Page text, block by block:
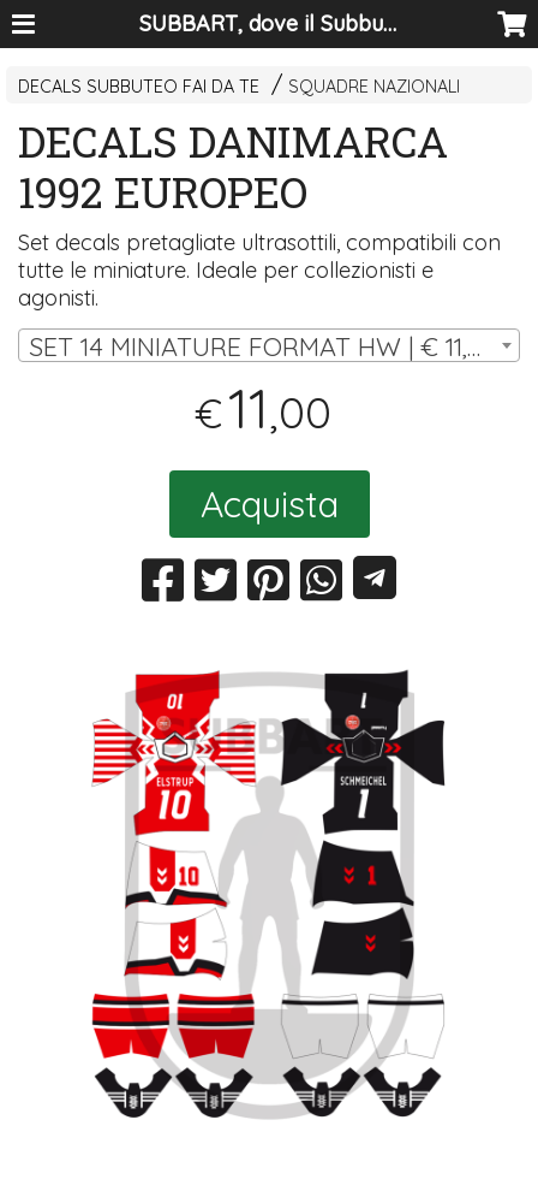
SUBBART, dove il Subbuteo diventa arte
DECALS SUBBUTEO FAI DA TE SQUADRE NAZIONALI
DECALS DANIMARCA
1992 EUROPEO
Set decals pretagliate ultrasottili, compatibili con
tutte le miniature. Ideale per collezionisti e
agonisti.
SET 14 MINIATURE FORMAT HW | € 11,00
€11,00
Acquista